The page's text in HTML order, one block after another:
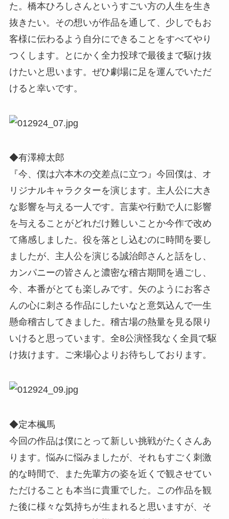
た。橋本ひろしさんというすごい方の人生を生き
抜きたい。その想いが作品を通して、少しでもお
客様に伝わるよう自分にできることをすべてやり
つくします。とにかく全力投球で最後まで駆け抜
けたいと思います。ぜひ劇場に足を運んでいただ
けると幸いです。
◆有澤樟太郎
『今、僕は六本木の交差点に立つ』今回僕は、オ
リジナルキャラクターを演じます。主人公に大き
な影響を与える一人です。言葉や行動で人に影響
を与えることがどれだけ難しいことか今作で改め
て痛感しました。役を落とし込むのに時間を要し
ましたが、主人公を演じる誠治郎さんと話をし、
カンパニーの皆さんと濃密な稽古期間を過ごし、
今、本番がとても楽しみです。矢のようにお客さ
んの心に刺さる作品にしたいなと意気込んで一生
懸命稽古してきました。稽古場の熱量を見る限り
いけると思っています。全8公演怪我なく全員で駆
け抜けます。ご来場心よりお待ちしております。
◆定本楓馬
今回の作品は僕にとって新しい挑戦がたくさんあ
ります。悩みに悩みましたが、それもすごく刺激
的な時間で、また先輩方の姿を近くで観させてい
ただけることも本当に貴重でした。この作品を観
た後に様々な気持ちが生まれると思いますが、そ